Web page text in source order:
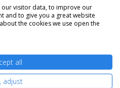
magenta
our visitor data, to improve our
and to give you a great website
the cookies we use open the
all
adjust